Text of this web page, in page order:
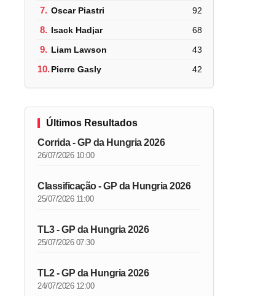
7. Oscar Piastri 92
8. Isack Hadjar 68
9. Liam Lawson 43
10.Pierre Gasly 42
Últimos Resultados
Corrida - GP da Hungria 2026
26/07/2026 10:00
Classificação - GP da Hungria 2026
25/07/2026 11:00
TL3 - GP da Hungria 2026
25/07/2026 07:30
TL2 - GP da Hungria 2026
24/07/2026 12:00